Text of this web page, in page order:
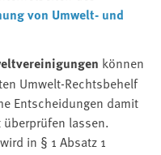
von Umwelt- und
können
Umwelt-Rechtsbehelf
Entscheidungen damit
lassen.
in § 1 Absatz 1